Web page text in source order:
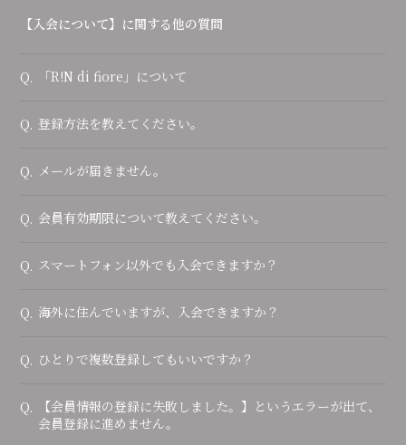
【入会について】に関する他の質問
Q. 「R!N di fiore」について
Q. 登録方法を教えてください。
Q. メールが届きません。
Q. 会員有効期限について教えてください。
Q. スマートフォン以外でも入会できますか？
Q. 海外に住んでいますが、入会できますか？
Q. ひとりで複数登録してもいいですか？
Q.
【会員情報の登録に失敗しました。】というエラーが出て、
会員登録に進めません。